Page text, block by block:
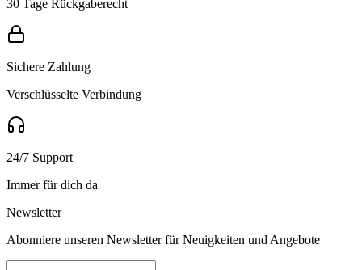
30 Tage Rückgaberecht
Sichere Zahlung
Verschlüsselte Verbindung
24/7 Support
Immer für dich da
Newsletter
Abonniere unseren Newsletter für Neuigkeiten und Angebote